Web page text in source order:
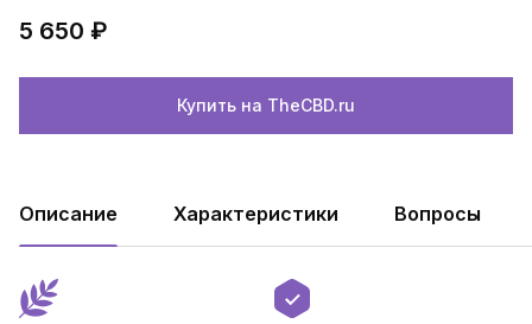
5 650 ₽
Купить на TheCBD.ru
Описание Характеристики Вопросы